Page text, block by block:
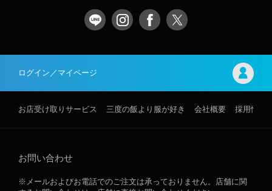
ログイン／マイページ
お店受け取りサービス 三度の飯より服が好き 会社概要 採用情報
お問い合わせ
※メールおよびお電話でのご注文は承っておりません。店舗に関